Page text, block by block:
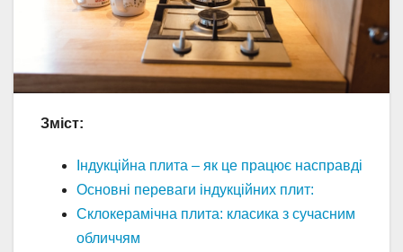
Зміст:
Індукційна плита – як це працює насправді
Основні переваги індукційних плит:
Склокерамічна плита: класика з сучасним
обличчям